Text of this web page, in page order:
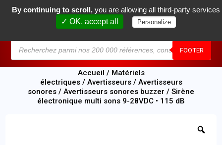
FOOTER
0
Accueil / Matériels
électriques/ Avertisseurs/ Avertisseurs
sonores / Avertisseurs sonores buzzer / Sirène
électronique multi sons 9-28VDC • 115 dB
By continuing to scroll, you are allowing all third-party services
✓ OK, accept all
Personalize